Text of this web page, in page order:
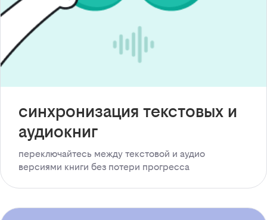
синхронизация текстовых и
аудиокниг
переключайтесь между текстовой и аудио
версиями книги без потери прогресса